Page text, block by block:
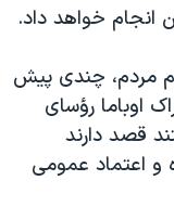
انجام خواهد داد.
مردم، چندی پیش
اوباما رؤسای
قصد دارند
و اعتماد عمومی